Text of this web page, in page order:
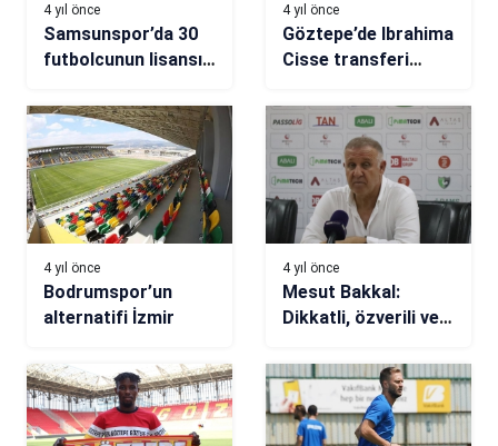
4 yıl önce
Samsunspor’da 30
futbolcunun lisansı
4 yıl önce
Göztepe’de Ibrahima
Cisse transferi
4 yıl önce
Bodrumspor’un
alternatifi İzmir
4 yıl önce
Mesut Bakkal:
Dikkatli, özverili ve
zorundayız